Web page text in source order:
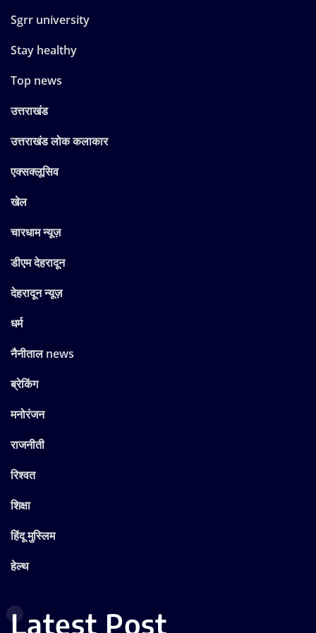
Sgrr university
Stay healthy
Top news
उत्तराखंड
उत्तराखंड लोक कलाकार
एक्सक्लूसिव
खेल
चारधाम न्यूज़
डीएम देहरादून
देहरादून न्यूज़
धर्म
नैनीताल news
ब्रेकिंग
मनोरंजन
राजनीती
रिश्वत
शिक्षा
हिंदू मुस्लिम
हेल्थ
Latest Post